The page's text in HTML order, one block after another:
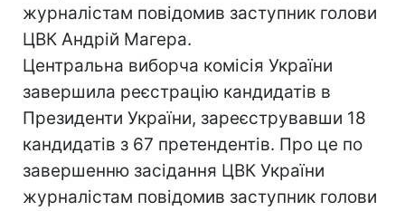
журналістам повідомив заступник голови
ЦВК Андрій Магера.
Центральна виборча комісія України
завершила реєстрацію кандидатів в
Президенти України, зареєструвавши 18
кандидатів з 67 претендентів. Про це по
завершенню засідання ЦВК України
журналістам повідомив заступник голови